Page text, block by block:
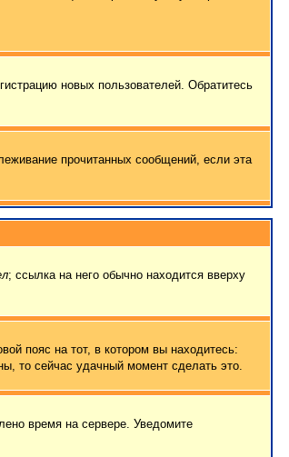
новых пользователей. Обратитесь
прочитанных сообщений, если эта
; ссылка на него обычно находится вверху
пояс на тот, в котором вы находитесь:
то сейчас удачный момент сделать это.
время на сервере. Уведомите